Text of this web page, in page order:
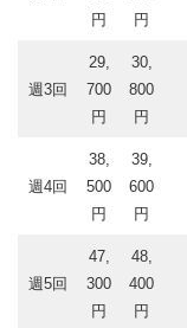
円
円
週3回
29,
700
円
30,
800
円
週4回
38,
500
円
39,
600
円
週5回
47,
300
円
48,
400
円